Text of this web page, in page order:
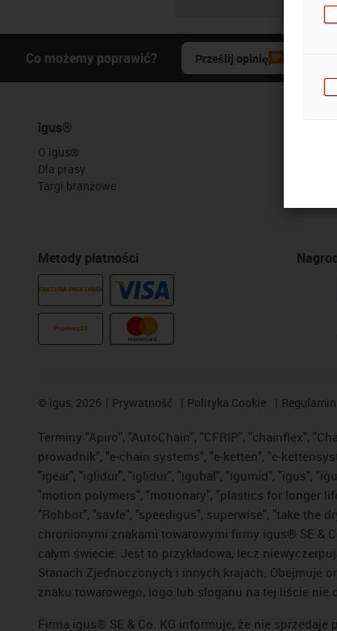
Co możemy poprawić? Prześlij opinię
igus®
O igus®
Dla prasy
Targi branżowe
Metody płatności
FAKTURA PROFORMA
Przelewy24
© igus, 2026 Prywatność Polityka Cookie Regulamin
Terminy "Apiro", "AutoChain", "CFRIP", "chainflex",
prowadnik", "e-chain systems", "e-ketten", "e-
"igear", "iglidur", "iglidur", "igubal", "igumid", "igus",
"motion polymers", "motionary", "plastics for longer
"Rohbot", "savfe", "speedigus", superwise", "take the
chronionymi znakami towarowymi firmy igus® SE &
całym świecie. Jest to przykładowa, lecz
Stanach Zjednoczonych i innych krajach. Obejmuje
znaku towarowego, logo lub sloganu na tej liście nie
Firma igus® SE & Co. KG informuje, że nie sprzedaje